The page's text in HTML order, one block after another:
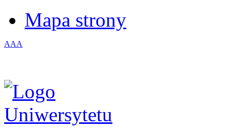
Mapa strony
AAA